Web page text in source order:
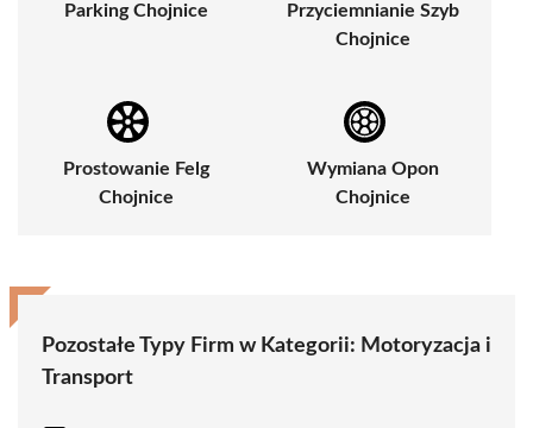
Parking Chojnice
Przyciemnianie Szyb
Chojnice
Prostowanie Felg
Chojnice
Wymiana Opon
Chojnice
Pozostałe Typy Firm w Kategorii: Motoryzacja i
Transport